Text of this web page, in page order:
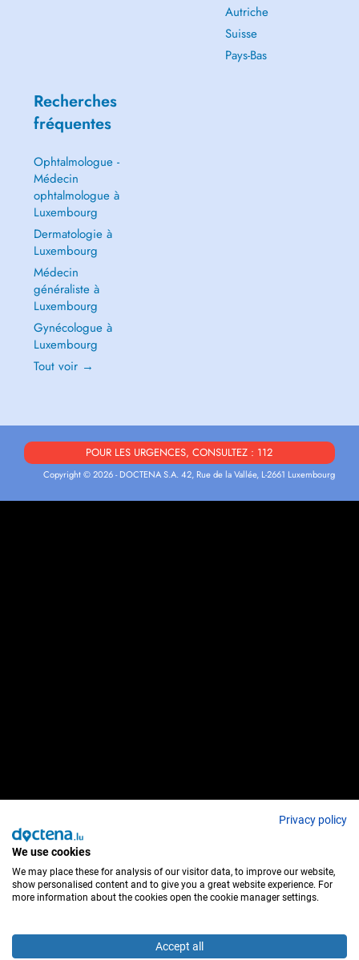
Autriche
Suisse
Pays-Bas
Recherches
fréquentes
Ophtalmologue -
Médecin
ophtalmologue à
Luxembourg
Dermatologie à
Luxembourg
Médecin
généraliste à
Luxembourg
Gynécologue à
Luxembourg
Tout voir →
POUR LES URGENCES, CONSULTEZ : 112
Copyright © 2026 - DOCTENA S.A. 42, Rue de la Vallée, L-2661 Luxembourg
Privacy policy
We use cookies
We may place these for analysis of our visitor data, to improve our website,
show personalised content and to give you a great website experience. For
more information about the cookies open the cookie manager settings.
Accept all